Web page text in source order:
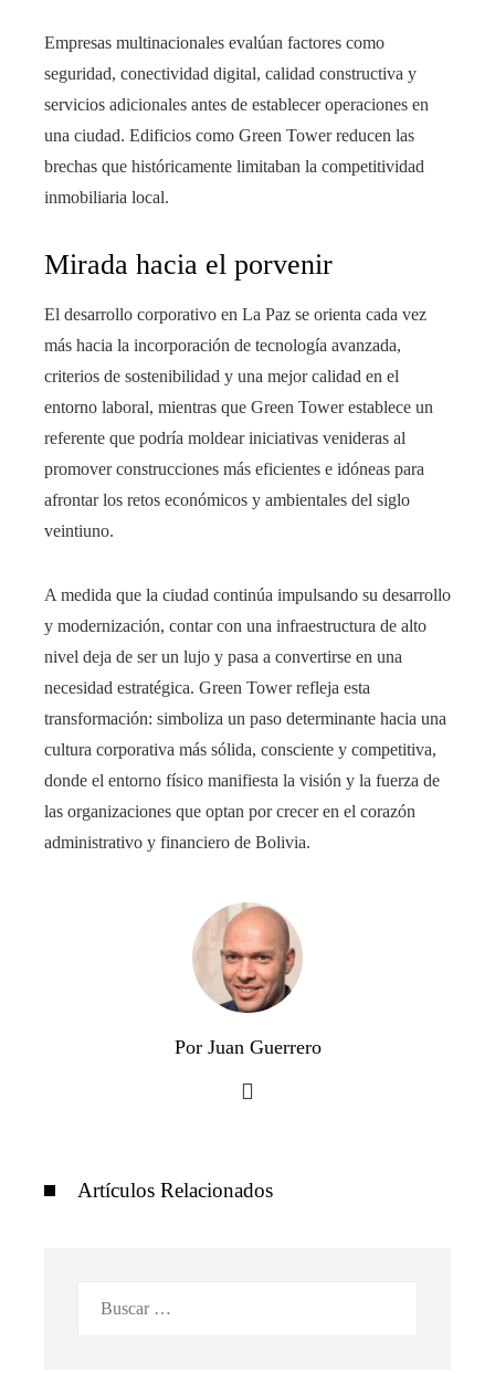
Empresas multinacionales evalúan factores como
seguridad, conectividad digital, calidad constructiva y
servicios adicionales antes de establecer operaciones en
una ciudad. Edificios como Green Tower reducen las
brechas que históricamente limitaban la competitividad
inmobiliaria local.
Mirada hacia el porvenir
El desarrollo corporativo en La Paz se orienta cada vez
más hacia la incorporación de tecnología avanzada,
criterios de sostenibilidad y una mejor calidad en el
entorno laboral, mientras que Green Tower establece un
referente que podría moldear iniciativas venideras al
promover construcciones más eficientes e idóneas para
afrontar los retos económicos y ambientales del siglo
veintiuno.
A medida que la ciudad continúa impulsando su desarrollo
y modernización, contar con una infraestructura de alto
nivel deja de ser un lujo y pasa a convertirse en una
necesidad estratégica. Green Tower refleja esta
transformación: simboliza un paso determinante hacia una
cultura corporativa más sólida, consciente y competitiva,
donde el entorno físico manifiesta la visión y la fuerza de
las organizaciones que optan por crecer en el corazón
administrativo y financiero de Bolivia.
Por Juan Guerrero
Artículos Relacionados